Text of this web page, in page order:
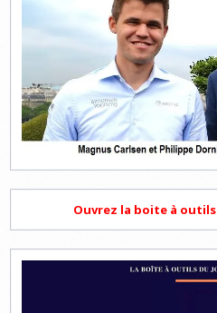
Ouvrez la boite à